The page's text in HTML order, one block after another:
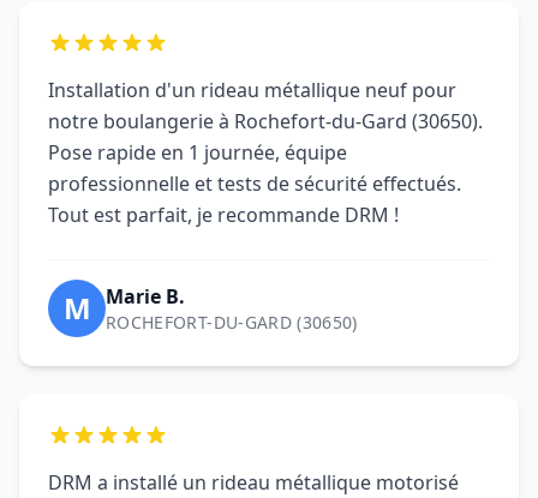
Installation d'un rideau métallique neuf pour
notre boulangerie à Rochefort-du-Gard (30650).
Pose rapide en 1 journée, équipe
professionnelle et tests de sécurité effectués.
Tout est parfait, je recommande DRM !
M Marie B.
ROCHEFORT-DU-GARD (30650)
DRM a installé un rideau métallique motorisé